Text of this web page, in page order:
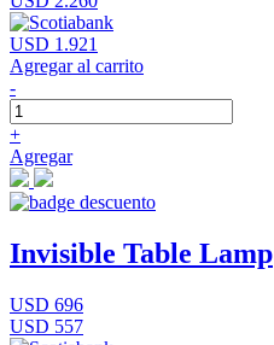
USD 1.921
Agregar al carrito
-
+
Agregar
Invisible Table Lamp
USD 696
USD 557